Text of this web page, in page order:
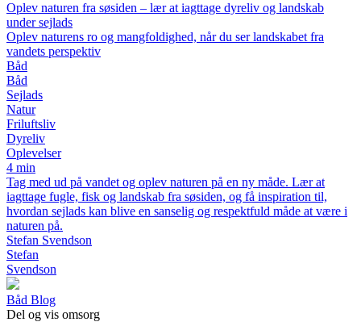
Oplev naturen fra søsiden – lær at iagttage dyreliv og landskab
under sejlads
Oplev naturens ro og mangfoldighed, når du ser landskabet fra
vandets perspektiv
Båd
Båd
Sejlads
Natur
Friluftsliv
Dyreliv
Oplevelser
4 min
Tag med ud på vandet og oplev naturen på en ny måde. Lær at
iagttage fugle, fisk og landskab fra søsiden, og få inspiration til,
hvordan sejlads kan blive en sanselig og respektfuld måde at være i
naturen på.
Stefan Svendson
Stefan
Svendson
Båd Blog
Del og vis omsorg